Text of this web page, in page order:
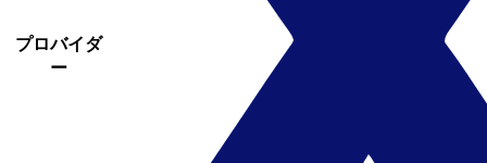
プロバイダ
ー